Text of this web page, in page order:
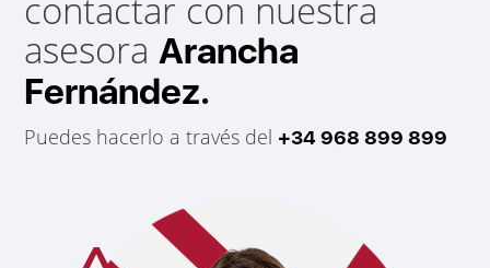
contactar con nuestra
asesoraArancha
Fernández.
Puedes hacerlo a través del +34 968 899 899